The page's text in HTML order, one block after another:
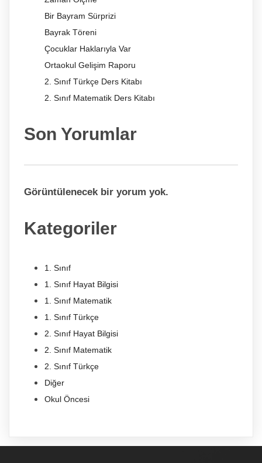
Bir Bayram Sürprizi
Bayrak Töreni
Çocuklar Haklarıyla Var
Ortaokul Gelişim Raporu
2. Sınıf Türkçe Ders Kitabı
2. Sınıf Matematik Ders Kitabı
Son Yorumlar
Görüntülenecek bir yorum yok.
Kategoriler
1. Sınıf
1. Sınıf Hayat Bilgisi
1. Sınıf Matematik
1. Sınıf Türkçe
2. Sınıf Hayat Bilgisi
2. Sınıf Matematik
2. Sınıf Türkçe
Diğer
Okul Öncesi